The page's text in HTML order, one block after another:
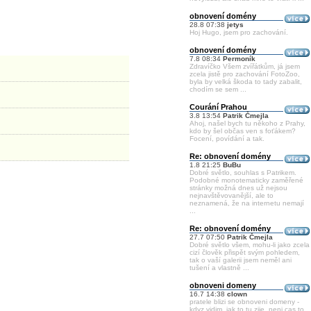
obnovení domény
28.8 07:38 jetys
Hoj Hugo, jsem pro zachování.
obnovení domény
7.8 08:34 Permoník
Zdravíčko Všem zvířátkům, já jsem
zcela jistě pro zachování FotoZoo,
byla by velká škoda to tady zabalit,
chodím se sem ...
Courání Prahou
3.8 13:54 Patrik Čmejla
Ahoj, našel bych tu někoho z Prahy,
kdo by šel občas ven s foťákem?
Focení, povídání a tak.
Re: obnovení domény
1.8 21:25 BuBu
Dobré světlo, souhlas s Patrikem.
Podobné monotematicky zaměřené
stránky možná dnes už nejsou
nejnavštěvovanější, ale to
neznamená, že na internetu nemají
Re: obnovení domény
27.7 07:50 Patrik Čmejla
Dobré světlo všem, mohu-li jako zcela
cizí člověk přispět svým pohledem,
tak o vaší galerii jsem neměl ani
tušení a vlastně ...
obnoveni domeny
16.7 14:38 clown
pratele blizi se obnoveni domeny -
kdyz vidim, jak to tu zije, neni cas to